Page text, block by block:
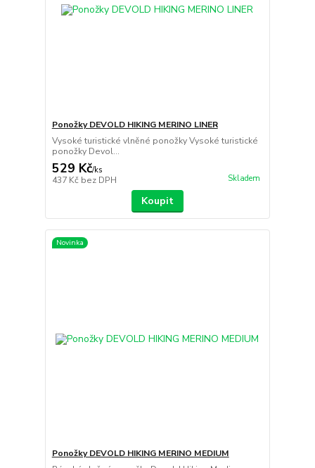
Ponožky DEVOLD HIKING MERINO LINER
Vysoké turistické vlněné ponožky Vysoké turistické
ponožky Devol...
529 Kč/ks
437 Kč bez DPH Skladem
Koupit
Novinka
Ponožky DEVOLD HIKING MERINO MEDIUM